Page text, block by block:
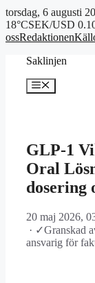
torsdag, 6 augusti
18°CSEK/USD
ossRedaktionen
Saklinjen
Meny
GLP-1
Oral
dosering
20 maj 2026,
· ✓Granskad
ansvarig för